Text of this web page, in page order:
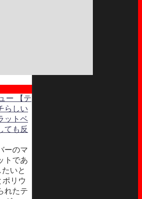
ー 【テ
らしい
ットベ
ても反
ーのマ
トであ
いと
ポリウ
れたテ